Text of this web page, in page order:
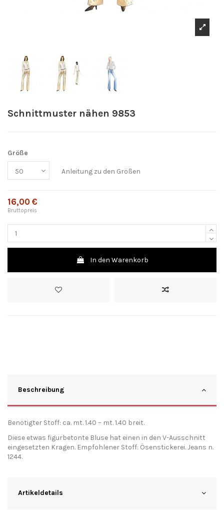
Schnittmuster nähen 9853
Größe
Anleitung zu den Größen
16,00 €
Bruttopreis
In den Warenkorb
Beschreibung
Benötigter Stoff: ca. mt. 1.40 – mt. 1.40 breit.
Diese etwas figurbetonte Bluse hat einen in den V-Ausschnitt
eingesetzten Kragen. Empfohlener Stoff: Ösenstickerei. Jeans n.
1244.
Artikeldetails